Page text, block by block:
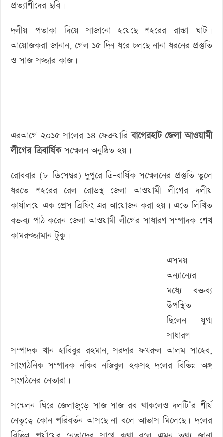
প্রত্যাশীদের ছবি।
দলীয় পতাকা দিয়ে সাজানো হয়েছে শহরের রাস্তা ঘাট।
আয়োজকরা জানান, গেল ১৫ দিন ধরে চলছে নানা ধরনের প্রস্তুতি
ও সাজ সজ্জার কাজ।
এরআগে ২০১৫ সালের ১৪ ফেব্রুয়ারিবাগেরহাট জেলা আওয়ামী
লীগের ত্রিবার্ষিকসম্মেলন অনুষ্ঠিত হয়।
রোববার (৮ ডিসেম্বর) দুপুরে ত্রি-বার্ষিক সম্মেলনের প্রস্তুতি তুলে
ধরতে শহরের রেল রোডস্থ জেলা আওয়ামী লীগের দলীয়
কার্যালয়ে এক প্রেস ব্রিফিং এর আয়োজন করা হয়। এতে লিখিত
বক্তব্য পাঠ করেন জেলা আওয়ামী লীগের সাধারণ সম্পাদক শেখ
কামরুজ্জামান টুকু।
এসময়
অন্যান্যের
মধ্যে বক্তব্য
উপস্থিত
ছিলেন যুগ্ম
সাধারণ
সম্পাদক খান হাবিবুর রহমান, সরদার ফখরুল আলম সাহেব,
সাংগঠনিক সম্পাদক নকিব নজিবুল হকসহ দলের বিভিন্ন অঙ্গ
সংগঠনের নেতারা।
সম্মেলন ঘিরে জেলাজুড়ে সাজ সাজ রব থাকলেও দলটি’র শীর্ষ
নেতৃত্বে কোন পরিবর্তন আসছে না বলে আভাস মিলেছে। দলের